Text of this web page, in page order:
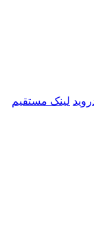
لینک مستقیم